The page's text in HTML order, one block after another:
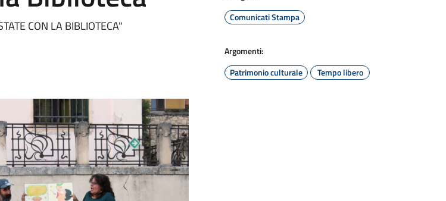
CON LA BIBLIOTECA"
Comunicati Stampa
Argomenti:
Patrimonio culturale
Tempo libero